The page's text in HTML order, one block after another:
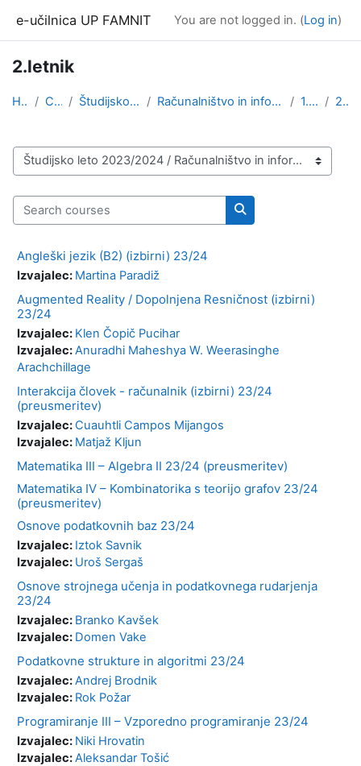
e-učilnica UP FAMNIT You are not logged in. (Log in)
2.letnik
Home Courses Študijsko leto 2023/2024 Računalništvo in informatika (1. stopnja, 2. stopn... 1.stopnja 2.letnik
Course categories
Search courses
Search courses
Angleški jezik (B2) (izbirni) 23/24
Izvajalec: Martina Paradiž
Augmented Reality / Dopolnjena Resničnost (izbirni)
23/24
Izvajalec: Klen Čopič Pucihar
Izvajalec:Anuradhi Maheshya W. Weerasinghe
Arachchillage
Interakcija človek - računalnik (izbirni) 23/24
(preusmeritev)
Izvajalec:Cuauhtli Campos Mijangos
Izvajalec: Matjaž Kljun
Matematika III – Algebra II 23/24 (preusmeritev)
Matematika IV – Kombinatorika s teorijo grafov 23/24
(preusmeritev)
Osnove podatkovnih baz 23/24
Izvajalec: Iztok Savnik
Izvajalec: Uroš Sergaš
Osnove strojnega učenja in podatkovnega rudarjenja
23/24
Izvajalec: Branko Kavšek
Izvajalec: Domen Vake
Podatkovne strukture in algoritmi 23/24
Izvajalec:Andrej Brodnik
Izvajalec: Rok Požar
Programiranje III – Vzporedno programiranje 23/24
Izvajalec: Niki Hrovatin
Izvajalec:Aleksandar Tošić